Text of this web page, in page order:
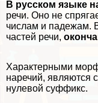
В русском языке
речи. Оно не
числам и падежам.
частей речи,
Хаpaктерными
наречий, являются
нулевой суффикс.